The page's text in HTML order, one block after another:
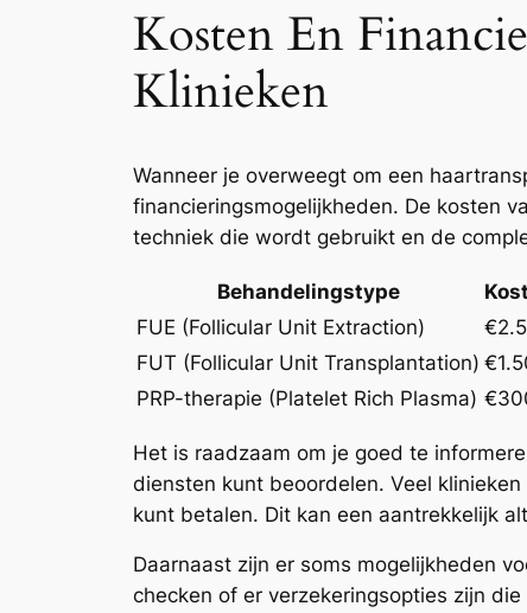
Kosten En
Klinieken
Wanneer je overweegt om een
financieringsmogelijkheden. De kosten
techniek die wordt gebruikt en de
Behandelingstype
FUE (Follicular Unit Extraction)
FUT (Follicular Unit Transplantation)
PRP-therapie (Platelet Rich Plasma)
Het is raadzaam om je goed te
diensten kunt beoordelen. Veel
kunt betalen. Dit kan een aantrekkelijk
Daarnaast zijn er soms mogelijkheden
checken of er verzekeringsopties zijn